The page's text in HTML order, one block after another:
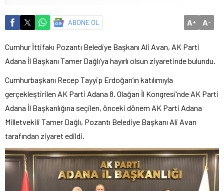
ABONE OL A+ A-
Cumhur İttifakı Pozantı Belediye Başkanı Ali Avan, AK Parti
Adana İl Başkanı Tamer Dağlı’ya hayırlı olsun ziyaretinde bulundu.
Cumhurbaşkanı Recep Tayyip Erdoğan’ın katılımıyla
gerçekleştirilen AK Parti Adana 8. Olağan İl Kongresi’nde AK Parti
Adana İl Başkanlığına seçilen, önceki dönem AK Parti Adana
Milletvekili Tamer Dağlı, Pozantı Belediye Başkanı Ali Avan
tarafından ziyaret edildi.